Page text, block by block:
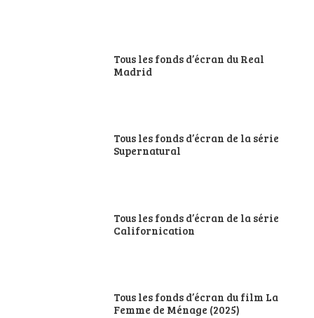
Tous les fonds d’écran du Real
Madrid
Tous les fonds d’écran de la série
Supernatural
Tous les fonds d’écran de la série
Californication
Tous les fonds d’écran du film La
Femme de Ménage (2025)